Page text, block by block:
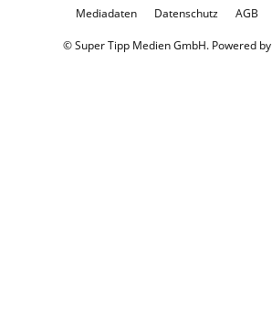
Mediadaten Datenschutz AGB
© Super Tipp Medien GmbH. Powered by